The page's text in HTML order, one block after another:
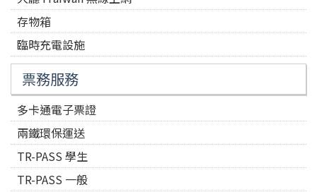
存物箱
臨時充電設施
票務服務
多卡通電子票證
兩鐵環保運送
TR-PASS 學生
TR-PASS 一般